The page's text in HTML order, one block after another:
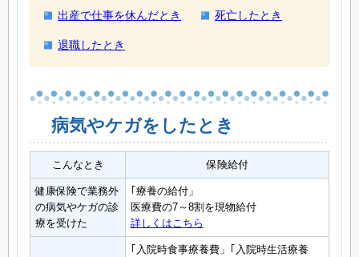
出産で仕事を休んだとき 死亡したとき
退職したとき
病気やケガをしたとき
こんなとき 保険給付
健康保険で業務外
の病気やケガの診
療を受けた
｢療養の給付」
医療費の7～8割を現物給付
詳しくはこちら
｢入院時食事療養費」｢入院時生活療養